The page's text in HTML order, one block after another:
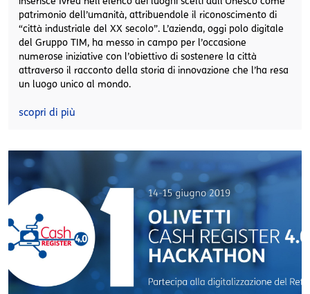
patrimonio dell’umanità, attribuendole il riconoscimento di
“città industriale del XX secolo”. L’azienda, oggi polo digitale
del Gruppo TIM, ha messo in campo per l’occasione
numerose iniziative con l’obiettivo di sostenere la città
attraverso il racconto della storia di innovazione che l’ha resa
un luogo unico al mondo.
scopri di più